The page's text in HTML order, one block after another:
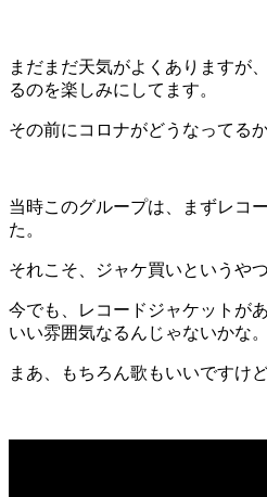
まだまだ天気がよくありますが
るのを楽しみにしてます。
その前にコロナがどうなってる
当時このグループは、まずレコ
た。
それこそ、ジャケ買いというやつ
今でも、レコードジャケットが
いい雰囲気なるんじゃないかな。
まあ、もちろん歌もいいですけど